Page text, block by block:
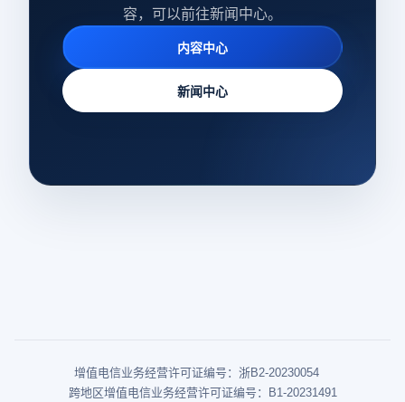
容，可以前往新闻中心。
内容中心
新闻中心
增值电信业务经营许可证编号：浙B2-20230054
跨地区增值电信业务经营许可证编号：B1-20231491